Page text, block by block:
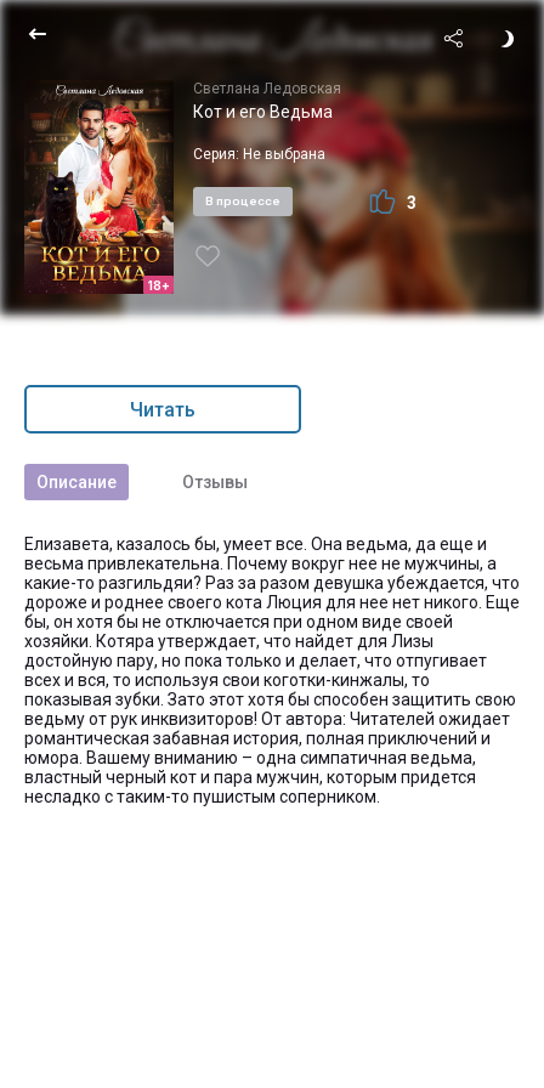
18+
Светлана Ледовская
Кот и его Ведьма
Серия: Не выбрана
В процессе 3
Читать
Описание Отзывы
Елизавета, казалось бы, умеет все. Она ведьма, да еще и
весьма привлекательна. Почему вокруг нее не мужчины, а
какие-то разгильдяи? Раз за разом девушка убеждается, что
дороже и роднее своего кота Люция для нее нет никого. Еще
бы, он хотя бы не отключается при одном виде своей
хозяйки. Котяра утверждает, что найдет для Лизы
достойную пару, но пока только и делает, что отпугивает
всех и вся, то используя свои коготки-кинжалы, то
показывая зубки. Зато этот хотя бы способен защитить свою
ведьму от рук инквизиторов! От автора: Читателей ожидает
романтическая забавная история, полная приключений и
юмора. Вашему вниманию – одна симпатичная ведьма,
властный черный кот и пара мужчин, которым придется
несладко с таким-то пушистым соперником.